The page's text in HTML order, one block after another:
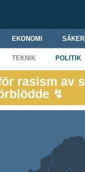
EKONOMI
TEKNIK POLITIK
rasism av
↯